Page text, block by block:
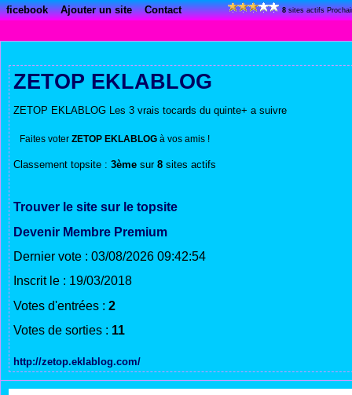
ficebook Ajouter un site Contact 8sites actifs
ZETOP EKLABLOG
ZETOP EKLABLOG Les 3 vrais tocards du quinte+ a suivre
Faites voter ZETOP EKLABLOG à vos amis !
Classement topsite : 3ème sur 8 sites actifs
Trouver le site sur le topsite
Devenir Membre Premium
Dernier vote : 03/08/2026 09:42:54
Inscrit le : 19/03/2018
Votes d'entrées : 2
Votes de sorties : 11
http://zetop.eklablog.com/